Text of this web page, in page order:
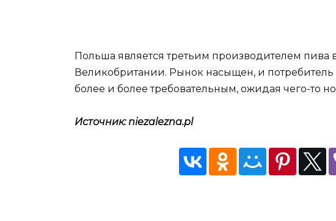
Польша является третьим производителем пива
Великобритании. Рынок насыщен, и потребитель
более и более требовательным, ожидая чего-то
Источник: niezalezna.pl